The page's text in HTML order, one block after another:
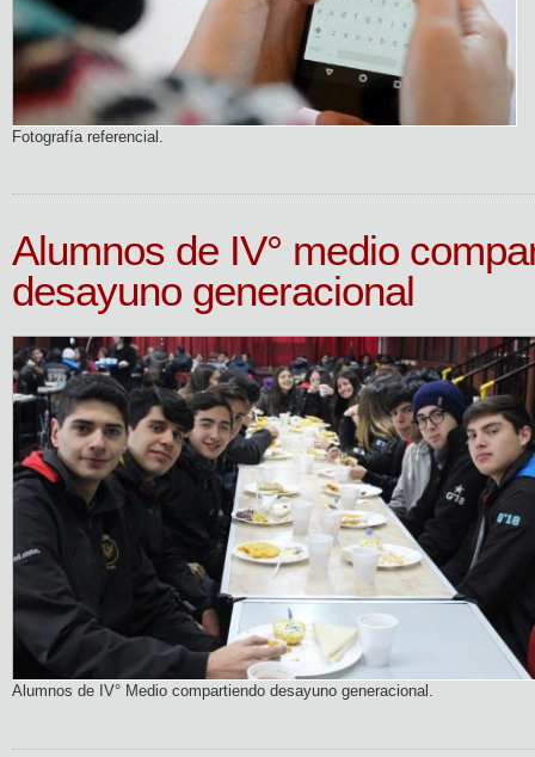
Fotografía referencial.
Alumnos de IV° medio
desayuno generacional
Alumnos de IV° Medio compartiendo desayuno generacional.